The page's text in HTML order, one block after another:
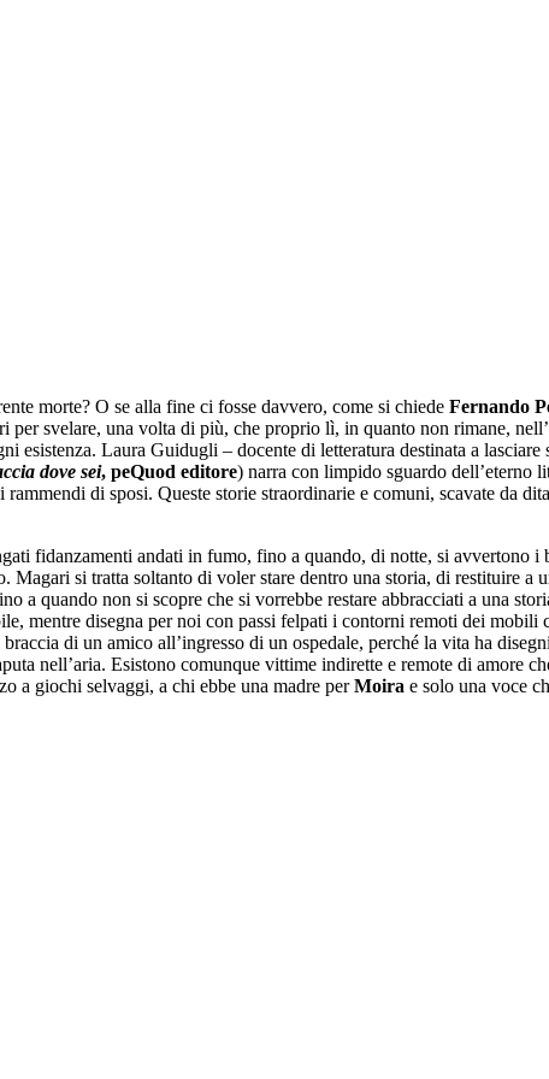
morte? O se alla fine ci fosse davvero, come si chiede Fernando
per svelare, una volta di più, che proprio lì, in quanto non rimane,
Laura Guidugli – docente di letteratura destinata a
dove sei, peQuod editore) narra con limpido sguardo dell’eterno
di sposi. Queste storie straordinarie e comuni, scavate da
fidanzamenti andati in fumo, fino a quando, di notte, si
Magari si tratta soltanto di voler stare dentro una storia, di restituire
quando non si scopre che si vorrebbe restare abbracciati a una
mentre disegna per noi con passi felpati i contorni remoti dei mobili
di un amico all’ingresso di un ospedale, perché la vita ha
nell’aria. Esistono comunque vittime indirette e remote di amore
a giochi selvaggi, a chi ebbe una madre perMoira e solo una voce